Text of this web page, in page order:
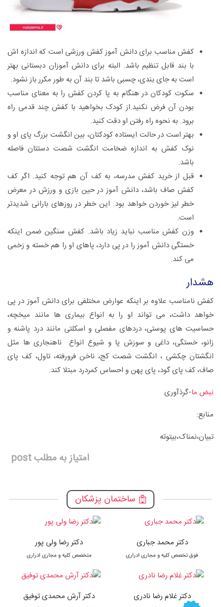
کفش مناسب برای دانش آموز کفش ورزشی است که اندازه اش
با بند قابل تنظیم باشد. البته برای دانش آموزان دبستانی بهتر
است به جای بندی، چسبی باشد تا بند آن به طور مکرر باز نشود.
سکوت کودکان در هنگام به پا کردن کفش را به معنای مناسب
بودن آن فرض نکنید.از کودک بخواهید با کفش چند قدمی راه
برود. به نحوه راه رفتن او دقت کنید.
بهتر است در حالت ایستاده کودکتان، بین انگشت بزرگ پای او و
نوک کفش به اندازه ضخامت انگشت شصت دستتان فاصله
باشد.
قبل از خرید کفش مدرسه، به کف آن هم توجه کنید. اگر کف
کفش صاف باشد، دانش آموز در حین بازی و ورزش در معرض
خطر لیز خوردن خواهد بود. این خطر در روزهای بارانی شدیدتر
است.
وزن کفش مناسب نباید زیاد باشد. کفش سنگین ضمن اینکه
خستگی دانش آموز را در پی دارد، پاهای او را هم خسته و زخمی
می کند.
هشدار
کفش نامناسب علاوه بر اینکه عوارض مختلفی برای دانش آموز در پی
خواهد داشت، می تواند او را به انواع بیماری ها مانند میخچه،
حساسیت های پوستی، دردهای مفصلی و اسکلتی مانند درد پاشنه و
زانو، خستگی، داغی و سوزش پا و شیوع انواع ناهنجاری ها مثل
انگشتان چکشی ، انگشت شصت کج، ناخن فرورفته، تاول، کف پای
صاف، کف پای گود، پای پهن و احساس کمردرد مبتلا کند.
نبض ما-گرذآوری
منابع:
تبیان،نمناک،بیتوته
امتیاز به مطلب post
ساختمان پزشکان
دکتر محمد جباری
فوق تخصص کلیه و مجاری ادراری
دکتر غلام رضا نادری
دکتر رضا ولی پور
متخصص کلیه و مجاری ادراری
دکتر آرش محمدی توفیق